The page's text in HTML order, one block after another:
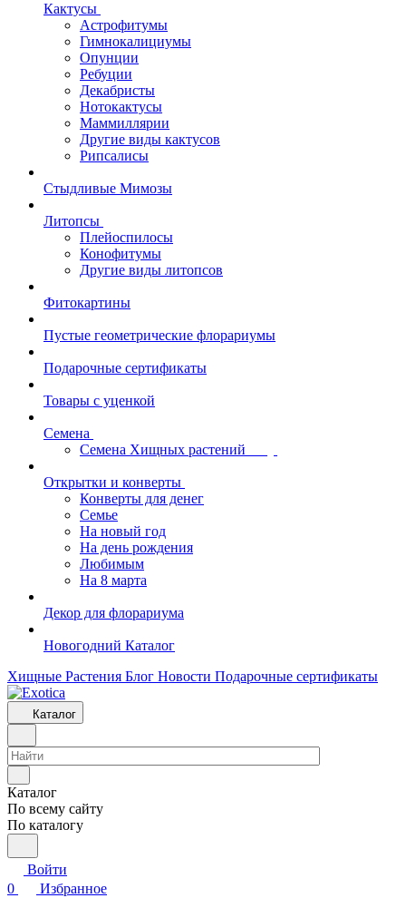
Кактусы
Астрофитумы
Гимнокалициумы
Опунции
Ребуции
Декабристы
Нотокактусы
Маммиллярии
Другие виды кактусов
Рипсалисы
Стыдливые Мимозы
Литопсы
Плейоспилосы
Конофитумы
Другие виды литопсов
Фитокартины
Пустые геометрические флорариумы
Подарочные сертификаты
Товары с уценкой
Семена
Семена Хищных растений
Открытки и конверты
Конверты для денег
Семье
На новый год
На день рождения
Любимым
На 8 марта
Декор для флорариума
Новогодний Каталог
Хищные Растения Блог Новости Подарочные сертификаты
Каталог
Каталог
По всему сайту
По каталогу
Войти
0
Избранное